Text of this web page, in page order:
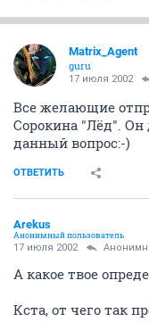
Matrix_Agent
guru
17 июля 2002
Все желающие
Сорокина "Лёд".
данный вопрос:-)
ОТВЕТИТЬ
Arekus
Анонимный пользователь
17 июля 2002
А какое твое
Кста, от чего так